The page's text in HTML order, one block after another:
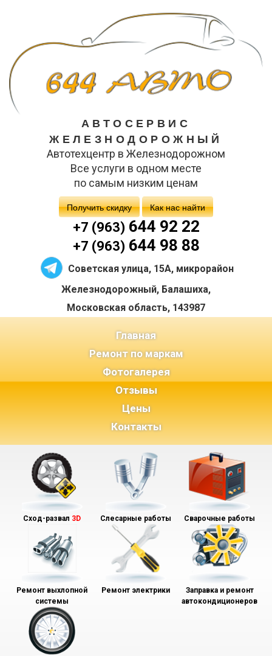
АВТОСЕРВИС
ЖЕЛЕЗНОДОРОЖНЫЙ
Автотехцентр в Железнодорожном
Все услуги в одном месте
по самым низким ценам
Получить скидку Как нас найти
+7 (963)644 92 22
+7 (963)644 98 88
Советская улица, 15А, микрорайон
Железнодорожный, Балашиха,
Московская область, 143987
Главная(current)
Ремонт по маркам
Фотогалерея
Отзывы
Цены
Контакты
Сход-развал 3D Слесарные работы Сварочные работы
Ремонт выхлопной
системы
Ремонт электрики
Заправка и ремонт
автокондиционеров